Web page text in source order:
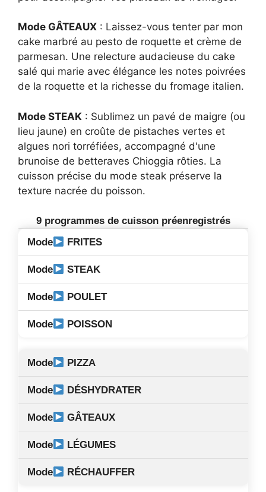
Mode GÂTEAUX : Laissez-vous tenter par mon
cake marbré au pesto de roquette et crème de
parmesan. Une relecture audacieuse du cake
salé qui marie avec élégance les notes poivrées
de la roquette et la richesse du fromage italien.
Mode STEAK : Sublimez un pavé de maigre (ou
lieu jaune) en croûte de pistaches vertes et
algues nori torréfiées, accompagné d'une
brunoise de betteraves Chioggia rôties. La
cuisson précise du mode steak préserve la
texture nacrée du poisson.
9 programmes de cuisson préenregistrés
FRITES
STEAK
POULET
POISSON
PIZZA
DÉSHYDRATER
GÂTEAUX
LÉGUMES
RÉCHAUFFER